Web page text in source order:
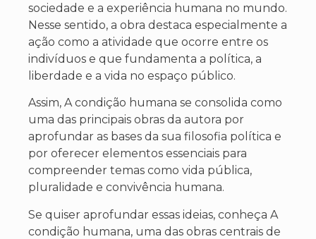
sociedade e a experiência humana no mundo.
Nesse sentido, a obra destaca especialmente a
ação como a atividade que ocorre entre os
indivíduos e que fundamenta a política, a
liberdade e a vida no espaço público.
Assim, A condição humana se consolida como
uma das principais obras da autora por
aprofundar as bases da sua filosofia política e
por oferecer elementos essenciais para
compreender temas como vida pública,
pluralidade e convivência humana.
Se quiser aprofundar essas ideias, conheça A
condição humana, uma das obras centrais de